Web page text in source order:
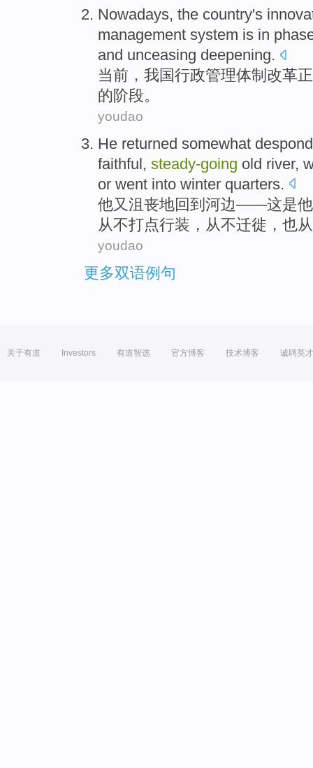
Nowadays, the country's
management system is in
and unceasing deepening.
当前 ， 我国行政管理体制 改革
的 阶段。
youdao
He returned somewhat
faithful, steady-going old river,
or went into winter quarters.
他又 沮丧地回到 河边——这是他
从不打点行装 ，从不迁徙， 也
youdao
更多双语例句
关于有道 Investors 有道智选 官方博客 技术博客 诚聘英才